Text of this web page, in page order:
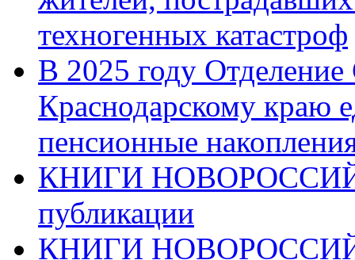
техногенных катастроф
В 2025 году
Краснодарскому краю
пенсионные
КНИГИ
публикации
КНИГИ